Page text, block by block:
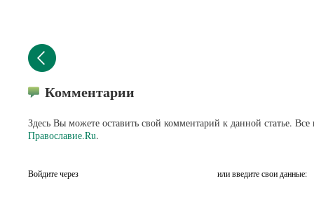
Комментарии
Здесь Вы можете оставить свой комментарий к данной статье.
Православие.Ru.
Войдите через или введите свои данные: